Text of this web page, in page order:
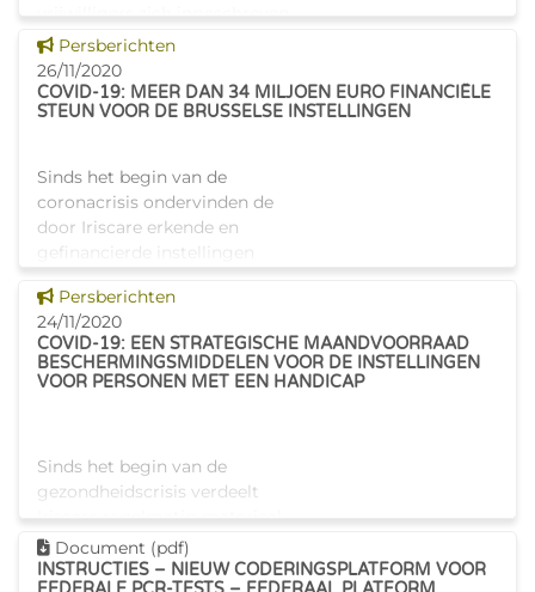
vrijwilligers zich ingeschreven.
Iriscare heeft tot nu toe 25 a
Dit nieuws tonen
Persberichten
26/11/2020
COVID-19: MEER DAN 34 MILJOEN EURO FINANCIËLE
STEUN VOOR DE BRUSSELSE INSTELLINGEN
Sinds het begin van de
coronacrisis ondervinden de
door Iriscare erkende en
gefinancierde instellingen
De Brusselse Hoofdstedelijke
Regering heeft dus
verschillende maat
Dit nieuws tonen
Persberichten
24/11/2020
COVID-19: EEN STRATEGISCHE MAANDVOORRAAD
BESCHERMINGSMIDDELEN VOOR DE INSTELLINGEN
VOOR PERSONEN MET EEN HANDICAP
Sinds het begin van de
gezondheidscrisis verdeelt
Iriscare regelmatig materiaal
om de Brusselse diensten en
instellingen te ondersteunen.
Dit document downloaden
Document (pdf)
INSTRUCTIES – NIEUW CODERINGSPLATFORM VOOR